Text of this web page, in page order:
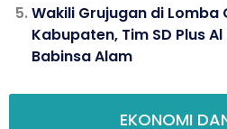
Wakili Grujugan di Lomba
Kabupaten, Tim SD Plus
Babinsa Alam
EKONOMI